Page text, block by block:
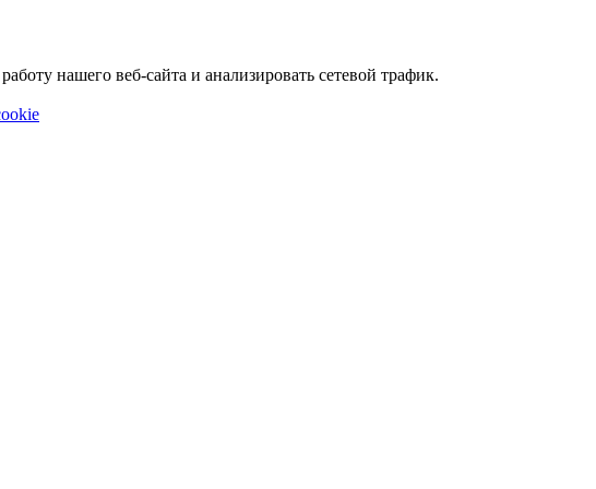
нашего веб-сайта и анализировать сетевой трафик.